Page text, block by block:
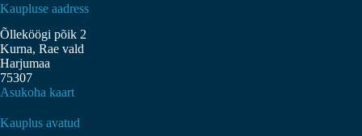
Kaupluse aadress
Õlleköögi põik 2
Kurna, Rae vald
Harjumaa
75307
Asukoha kaart
Kauplus avatud